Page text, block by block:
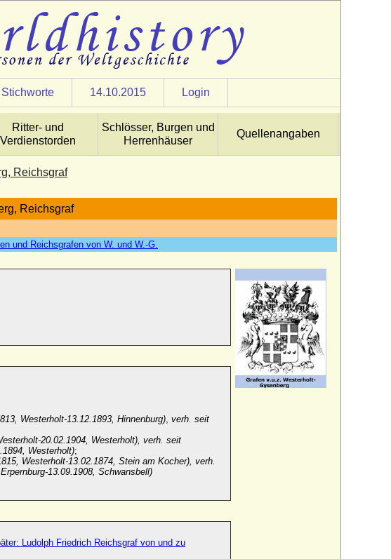
Stichworte 14.10.2015 Login
Ritter- und
Verdienstorden
Schlösser, Burgen und
Herrenhäuser
Quellenangaben
Reichsgraf
Reichsgraf
und Reichsgrafen von W. und W.-G.
Westerholt-13.12.1893, Hinnenburg), verh. seit
20.02.1904, Westerholt), verh. seit
Westerholt);
Westerholt-13.02.1874, Stein am Kocher), verh.
13.09.1908, Schwansbell)
Ludolph Friedrich Reichsgraf von und zu